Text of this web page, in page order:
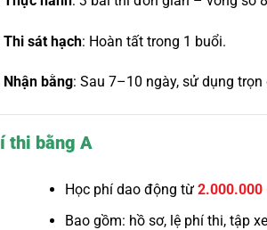
Thi sát hạch: Hoàn tất trong 1 buổi.
Nhận bằng: Sau 7–10 ngày, sử dụng trọn
thi bằng A
Học phí dao động từ 2.000.000
Bao gồm: hồ sơ, lệ phí thi, tập